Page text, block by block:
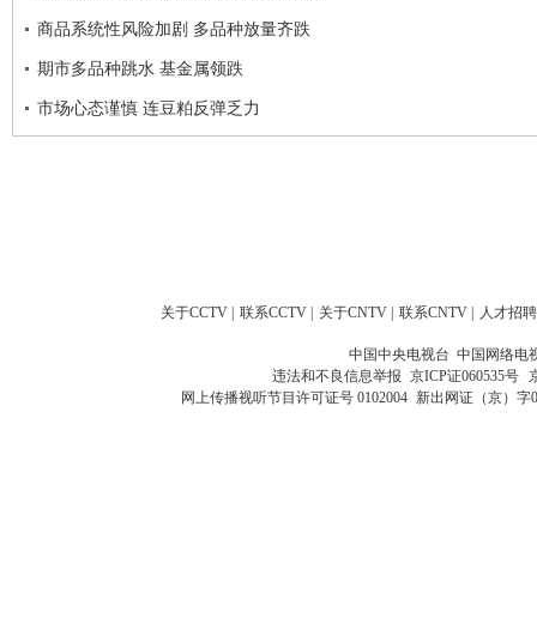
商品系统性风险加剧 多品种放量齐跌
期市多品种跳水 基金属领跌
市场心态谨慎 连豆粕反弹乏力
关于CCTV 联系CCTV 关于CNTV 联系CNTV 人才招聘
中国中央电视台 中国网络电
违法和不良信息举报 京ICP证060535号
网上传播视听节目许可证号 0102004 新出网证（京）